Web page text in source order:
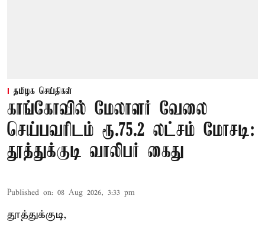
தமிழக செய்திகள்
காங்கோவில் மேலாளர் வேலை
செய்பவரிடம் ரூ.75.2 லட்சம் மோசடி:
தூத்துக்குடி வாலிபர் கைது
Published on: 08 Aug 2026, 3:33 pm
தூத்துக்குடி,